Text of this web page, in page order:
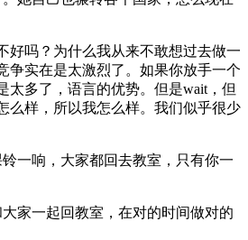
好吗？为什么我从来不敢想过去做一
争实在是太激烈了。如果你放手一个
多了，语言的优势。但是wait，但
么样，所以我怎么样。我们似乎很少
一响，大家都回去教室，只有你一
家一起回教室，在对的时间做对的